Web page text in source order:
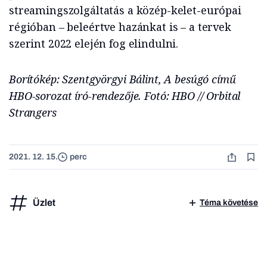
streamingszolgáltatás a közép-kelet-európai
régióban – beleértve hazánkat is – a tervek
szerint 2022 elején fog elindulni.
Borítókép: Szentgyörgyi Bálint, A besúgó című
HBO-sorozat író-rendezője. Fotó: HBO // Orbital
Strangers
2021. 12. 15. perc
Üzlet Téma követése